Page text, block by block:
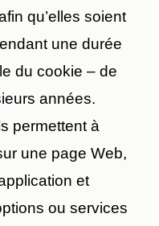
qu’elles soient
une durée
du cookie – de
années.
permettent à
une page Web,
et
ou services